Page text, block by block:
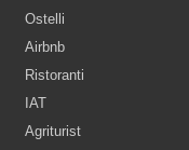
Ostelli
Airbnb
Ristoranti
IAT
Agriturist